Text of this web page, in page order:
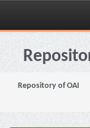
Skip
navigation
Repository of OAI